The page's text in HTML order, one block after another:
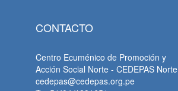
CONTACTO
Centro Ecuménico de Promoción y
Acción Social Norte - CEDEPAS Norte
cedepas@cedepas.org.pe